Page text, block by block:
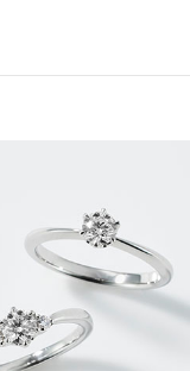
輪を選べたことを心から幸
う思える大切な指輪です。